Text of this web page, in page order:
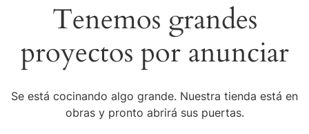
Tenemos grandes
proyectos por anunciar
Se está cocinando algo grande. Nuestra tienda está en
obras y pronto abrirá sus puertas.